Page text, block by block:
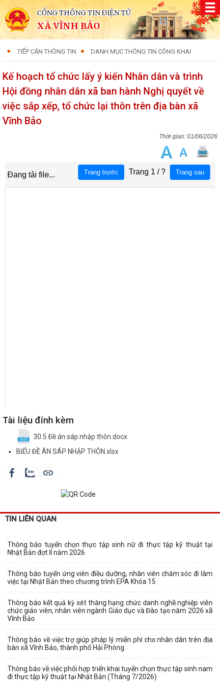
CỔNG THÔNG TIN ĐIỆN TỬ
XÃ VĨNH BẢO
TIẾP CẬN THÔNG TIN DANH MỤC THÔNG TIN CÔNG KHAI
Kế hoạch tổ chức lấy ý kiến Nhân dân và trình
Hội đồng nhân dân xã ban hành Nghị quyết về
việc sắp xếp, tổ chức lại thôn trên địa bàn xã
Vĩnh Bảo
01/06/2026
Tài liệu đính kèm
30.5 Đề án sáp nhập thôn.docx
BIỂU ĐỀ ÁN SÁP NHẬP THÔN.xlsx
TIN LIÊN QUAN
Thông báo tuyển chọn thực tập sinh nữ đi thực tập kỹ thuật tại
Nhật Bản đợt II năm 2026
Thông báo tuyển ứng viên điều dưỡng, nhân viên chăm sóc đi làm
việc tại Nhật Bản theo chương trình EPA Khóa 15
Thông báo kết quả kỳ xét thăng hạng chức danh nghề nghiệp viên
chức giáo viên, nhân viên ngành Giáo dục và Đào tạo năm 2026 xã
Vĩnh Bảo
Thông báo về việc trợ giúp pháp lý miễn phí cho nhân dân trên địa
bàn xã Vĩnh Bảo, thành phố Hải Phòng
Thông báo về việc phối hợp triển khai tuyển chọn thực tập sinh nam
đi thực tập kỹ thuật tại Nhật Bản (Tháng 7/2026)